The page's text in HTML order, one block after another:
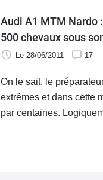
posé la barre très haut
Audi A1 MTM Nardo
500 chevaux sous
Le 28/06/2011 17
On le sait, le
extrêmes et dans cette
par centaines.